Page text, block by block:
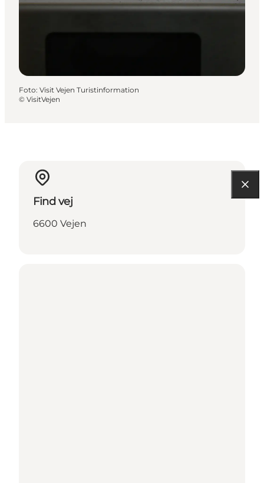
Foto: Visit Vejen Turistinformation
© VisitVejen
Find vej
6600 Vejen